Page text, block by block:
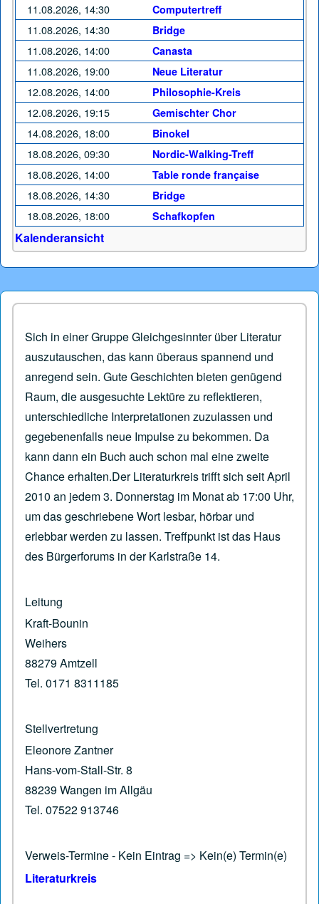
Sich in einer Gruppe Gleichgesinnter über Literatur
auszutauschen, das kann überaus spannend und
anregend sein. Gute Geschichten bieten genügend
Raum, die ausgesuchte Lektüre zu reflektieren,
unterschiedliche Interpretatio­nen zuzulassen und
gegebenenfalls neue Impulse zu bekommen. Da
kann dann ein Buch auch schon mal eine zweite
Chance erhalten.Der Literaturkreis trifft sich seit April
2010 an jedem 3. Donnerstag im Monat ab 17:00 Uhr,
um das geschriebene Wort lesbar, hörbar und
erlebbar werden zu lassen. Treffpunkt ist das Haus
des Bürgerforums in der Karlstraße 14.
Leitung
Kraft-Bounin
Weihers
88279 Amtzell
Tel. 0171 8311185
Stellvertretung
Eleonore Zantner
Hans-vom-Stall-Str. 8
88239 Wangen im Allgäu
Tel. 07522 913746
Verweis-Termine - Kein Eintrag => Kein(e) Termin(e)
Literaturkreis
11.08.2026, 14:30 Computertreff
11.08.2026, 14:30 Bridge
11.08.2026, 14:00 Canasta
11.08.2026, 19:00 Neue Literatur
12.08.2026, 14:00 Philosophie-Kreis
12.08.2026, 19:15 Gemischter Chor
14.08.2026, 18:00 Binokel
18.08.2026, 09:30 Nordic-Walking-Treff
18.08.2026, 14:00 Table ronde française
18.08.2026, 14:30 Bridge
18.08.2026, 18:00 Schafkopfen
Kalenderansicht